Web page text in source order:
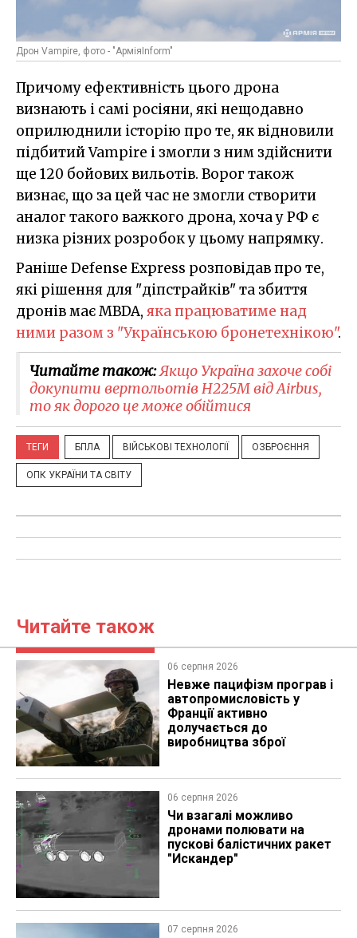
Дрон Vampire, фото - "АрміяInform"
Причому ефективність цього дрона
визнають і самі росіяни, які нещодавно
оприлюднили історію про те, як відновили
підбитий Vampire і змогли з ним здійснити
ще 120 бойових вильотів. Ворог також
визнає, що за цей час не змогли створити
аналог такого важкого дрона, хоча у РФ є
низка різних розробок у цьому напрямку.
Раніше Defense Express розповідав про те,
які рішення для "діпстрайків" та збиття
дронів має MBDA, яка працюватиме над
ними разом з "Українською бронетехнікою".
Читайте також:Якщо Україна захоче собі
докупити вертольотів H225M від Airbus,
то як дорого це може обійтися
ТЕГИ БПЛА ВІЙСЬКОВІ ТЕХНОЛОГІЇ ОЗБРОЄННЯ
ОПК УКРАЇНИ ТА СВІТУ
Читайте також
06 серпня 2026
Невже пацифізм програв і
автопромисловість у
Франції активно
долучається до
виробництва зброї
06 серпня 2026
Чи взагалі можливо
дронами полювати на
пускові балістичних ракет
"Искандер"
07 серпня 2026